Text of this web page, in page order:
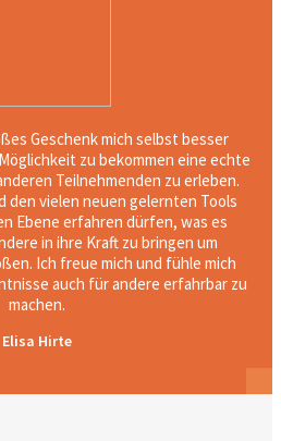
Geschenk mich selbst besser
zu bekommen eine echte
Teilnehmenden zu erleben.
den vielen neuen gelernten Tools
Ebene erfahren dürfen, was es
in ihre Kraft zu bringen um
Ich freue mich und fühle mich
auch für andere erfahrbar zu
machen.
Elisa Hirte